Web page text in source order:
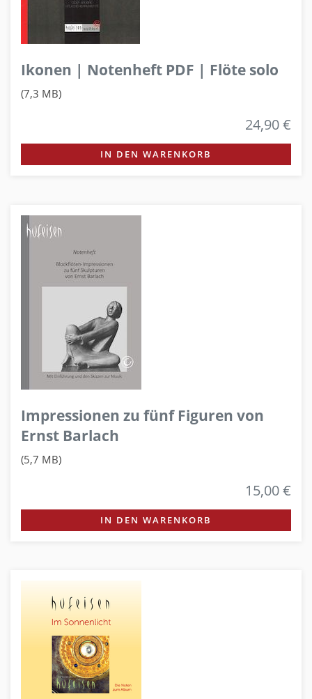
Ikonen | Notenheft PDF | Flöte solo
(7,3 MB)
24,90 €
IN DEN WARENKORB
Impressionen zu fünf Figuren von
Ernst Barlach
(5,7 MB)
15,00 €
IN DEN WARENKORB